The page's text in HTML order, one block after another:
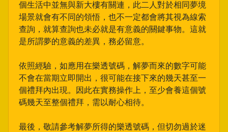
個生活中並無與新大樓有關連，此二人對於相同夢境
場景就會有不同的領悟，也不一定都會將其視為線索
查詢，就算查詢也未必就是有意義的關鍵事物。這就
是所謂夢的意義的差異，務必留意。
依照經驗，如應用在樂透號碼，解夢而來的數字可能
不會在當期立即開出，很可能在接下來的幾天甚至一
個禮拜內出現。因此在實務操作上，至少會養這個號
碼幾天至整個禮拜，需以耐心相待。
最後，敬請參考解夢所得的樂透號碼，但切勿過於迷